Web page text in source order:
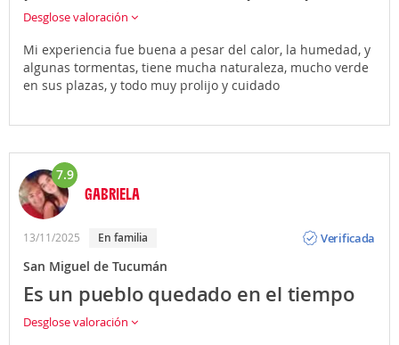
Desglose valoración
Mi experiencia fue buena a pesar del calor, la humedad, y
algunas tormentas, tiene mucha naturaleza, mucho verde
en sus plazas, y todo muy prolijo y cuidado
7.9
GABRIELA
13/11/2025 En familia
Verificada
San Miguel de Tucumán
Es un pueblo quedado en el tiempo
Desglose valoración